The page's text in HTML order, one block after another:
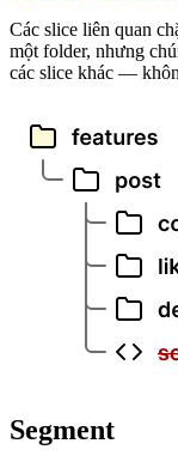
Các slice liên quan
một folder, nhưng
các slice khác —
Segment